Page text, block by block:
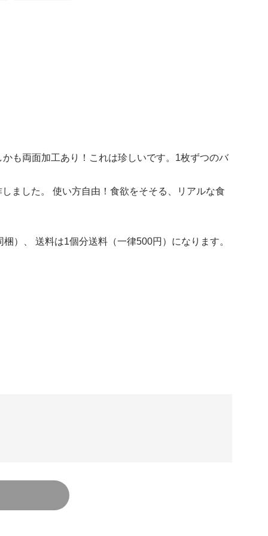
も両面加工あり！これは珍しいです。1枚ずつのバ
ました。 使い方自由！食欲をそそる、リアルな食
）、 送料は1個分送料（一律500円）になります。